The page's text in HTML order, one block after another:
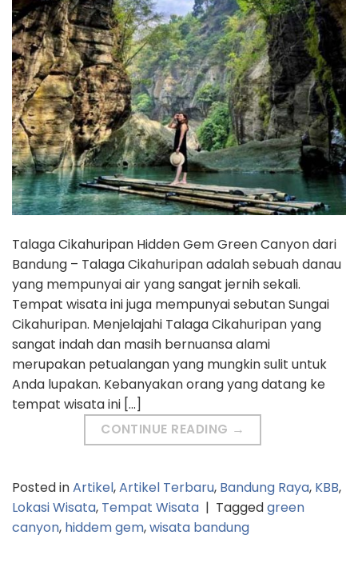
Talaga Cikahuripan Hidden Gem Green Canyon dari
Bandung – Talaga Cikahuripan adalah sebuah danau
yang mempunyai air yang sangat jernih sekali.
Tempat wisata ini juga mempunyai sebutan Sungai
Cikahuripan. Menjelajahi Talaga Cikahuripan yang
sangat indah dan masih bernuansa alami
merupakan petualangan yang mungkin sulit untuk
Anda lupakan. Kebanyakan orang yang datang ke
tempat wisata ini […]
CONTINUE READING →
Posted inArtikel,Artikel Terbaru, Bandung Raya, KBB,
Lokasi Wisata, Tempat Wisata | Taggedgreen
canyon, hiddem gem,wisata bandung